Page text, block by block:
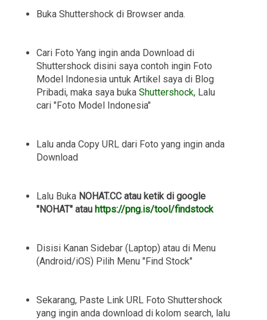
Buka Shuttershock di Browser anda.
Cari Foto Yang ingin anda Download di
Shuttershock disini saya contoh ingin Foto
Model Indonesia untuk Artikel saya di Blog
Pribadi, maka saya bukaShuttershock, Lalu
cari "Foto Model Indonesia"
Lalu anda Copy URL dari Foto yang ingin anda
Download
Lalu Buka NOHAT.CC atau ketik di google
"NOHAT" atauhttps://png.is/tool/findstock
Disisi Kanan Sidebar (Laptop) atau di Menu
(Android/iOS) Pilih Menu "Find Stock"
Sekarang, Paste Link URL Foto Shuttershock
yang ingin anda download di kolom search, lalu